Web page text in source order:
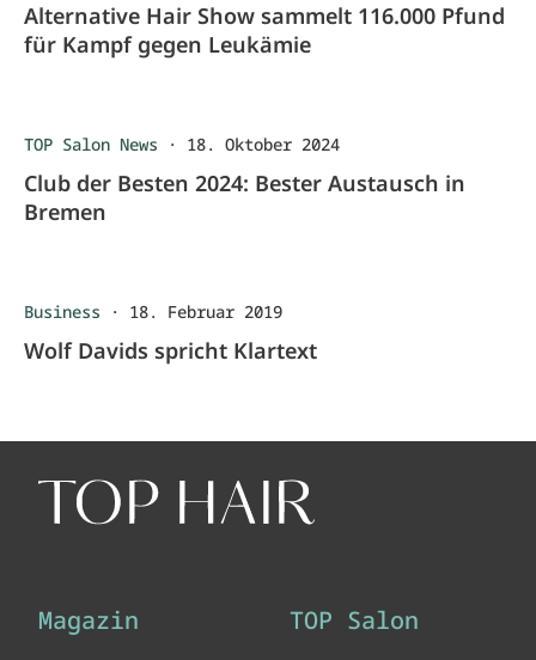
Alternative Hair Show sammelt 116.000 Pfund
für Kampf gegen Leukämie
TOP Salon News · 18. Oktober 2024
Club der Besten 2024: Bester Austausch in
Bremen
Business · 18. Februar 2019
Wolf Davids spricht Klartext
Magazin TOP Salon